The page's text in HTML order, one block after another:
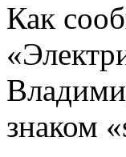
Как
знаком